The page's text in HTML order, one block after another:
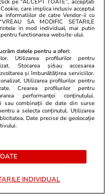
23 iul.
pe “ACCEPT TOATE”, acceptati
care implica inclusiv acceptul
informatiilor de catre Vendor-ii cu
SA MODIFIC SETARILE
in mod individual, mai putin
functionarea website-ului.
datele pentru a oferi:
Utilizarea profilurilor pentru
Stocarea și/sau accesarea
și îmbunătățirea serviciilor.
Utilizarea profilurilor pentru
Crearea profilurilor pentru
performanței conținutului.
sau combinații de date din surse
a selecta conținutul. Utilizarea
Date precise de geolocație
INDIVIDUAL